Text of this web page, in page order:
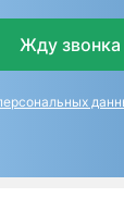
Жду звонка